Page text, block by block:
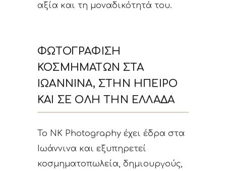
αξία και τη μοναδικότητά του.
ΦΩΤΟΓΡΆΦΙΣΗ
ΚΟΣΜΗΜΆΤΩΝ ΣΤΑ
ΙΩΆΝΝΙΝΑ, ΣΤΗΝ ΉΠΕΙΡΟ
ΚΑΙ ΣΕ ΌΛΗ ΤΗΝ ΕΛΛΆΔΑ
Το NK Photography έχει έδρα στα
Ιωάννινα και εξυπηρετεί
κοσμηματοπωλεία, δημιουργούς,